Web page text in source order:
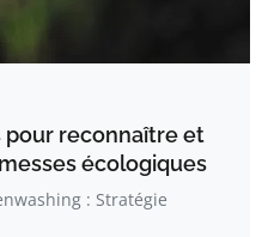
pour reconnaître et
écologiques
: Stratégie